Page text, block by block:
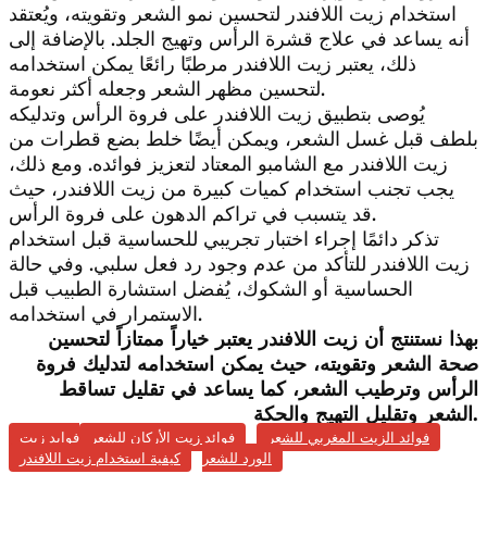
استخدام زيت اللافندر لتحسين نمو الشعر وتقويته، ويُعتقد
أنه يساعد في علاج قشرة الرأس وتهيج الجلد. بالإضافة إلى
ذلك، يعتبر زيت اللافندر مرطبًا رائعًا يمكن استخدامه
لتحسين مظهر الشعر وجعله أكثر نعومة.
يُوصى بتطبيق زيت اللافندر على فروة الرأس وتدليكه
بلطف قبل غسل الشعر، ويمكن أيضًا خلط بضع قطرات من
زيت اللافندر مع الشامبو المعتاد لتعزيز فوائده. ومع ذلك،
يجب تجنب استخدام كميات كبيرة من زيت اللافندر، حيث
قد يتسبب في تراكم الدهون على فروة الرأس.
تذكر دائمًا إجراء اختبار تجريبي للحساسية قبل استخدام
زيت اللافندر للتأكد من عدم وجود رد فعل سلبي. وفي حالة
الحساسية أو الشكوك، يُفضل استشارة الطبيب قبل
الاستمرار في استخدامه.
بهذا نستنتج أن زيت اللافندر يعتبر خياراً ممتازاً لتحسين
صحة الشعر وتقويته، حيث يمكن استخدامه لتدليك فروة
الرأس وترطيب الشعر، كما يساعد في تقليل تساقط
الشعر وتقليل التهيج والحكة.
فوائد الزيت المغربي للشعر فوائد زيت الأركان للشعر
فوايد زيت
الورد للشعر
كيفية استخدام زيت اللافندر